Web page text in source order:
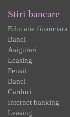
Stiri bancare
Educatie financiara
Banci
Asigurari
Leasing
Pensii
Banci
Carduri
Internet banking
Leasing